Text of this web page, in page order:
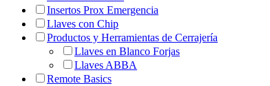
Insertos Prox Emergencia
Llaves con Chip
Productos y Herramientas de Cerrajería
Llaves en Blanco Forjas
Llaves ABBA
Remote Basics